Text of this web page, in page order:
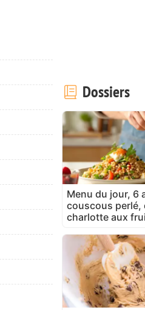
Dossiers
Menu du jour, 6
couscous perlé,
charlotte aux